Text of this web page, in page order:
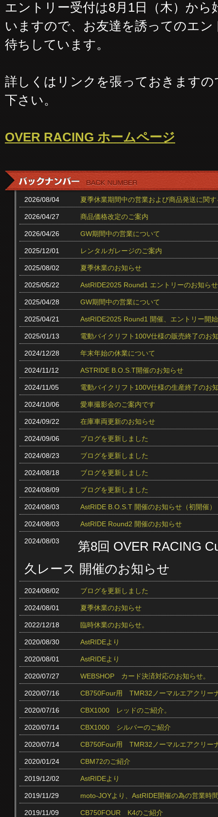
エントリー受付は8月1日（木）から
いますので、お友達を誘ってのエン
待ちしています。
詳しくはリンクを張っておきますの
下さい。
OVER RACING ホームページ
2026/08/04 夏季休業期間中の営業および商品発送に関
2026/04/27 商品価格改定のご案内
2026/04/26 GW期間中の営業について
2025/12/01 レンタルガレージのご案内
2025/08/02 夏季休業のお知らせ
2025/05/22 AstRIDE2025 Round1 エントリーのお知らせ
2025/04/28 GW期間中の営業について
2025/04/21 AstRIDE2025 Round1 開催、エントリー開
2025/01/13 電動バイクリフト100V仕様の販売終了のお
2024/12/28 年末年始の休業について
2024/11/12 ASTRIDE B.O.S.T開催のお知らせ
2024/11/05 電動バイクリフト100V仕様の生産終了のお
2024/10/06 愛車撮影会のご案内です
2024/09/22 在庫車両更新のお知らせ
2024/09/06 ブログを更新しました
2024/08/23 ブログを更新しました
2024/08/18 ブログを更新しました
2024/08/09 ブログを更新しました
2024/08/03 AstRIDE B.O.S.T 開催のお知らせ（初開催）
2024/08/03 AstRIDE Round2 開催のお知らせ
2024/08/03
第8回 OVER RACING
久レース 開催のお知らせ
2024/08/02 ブログを更新しました
2024/08/01 夏季休業のお知らせ
2022/12/18 臨時休業のお知らせ。
2020/08/30 AstRIDEより
2020/08/01 AstRIDEより
2020/07/27 WEBSHOP カード決済対応のお知らせ。
2020/07/16 CB750Four用 TMR32ノーマルエアクリー
2020/07/16 CBX1000 レッドのご紹介。
2020/07/14 CBX1000 シルバーのご紹介
2020/07/14 CB750Four用 TMR32ノーマルエアクリー
2020/01/24 CBM72のご紹介
2019/12/02 AstRIDEより
2019/11/29 moto-JOYより、AstRIDE開催の為の営業時
2019/11/09 CB750FOUR K4のご紹介